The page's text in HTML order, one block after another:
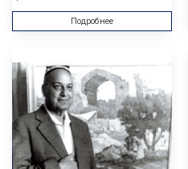
Подробнее